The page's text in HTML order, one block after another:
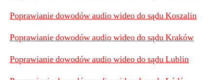
Poprawianie dowodów audio wideo do sądu Koszalin
Poprawianie dowodów audio wideo do sądu Kraków
Poprawianie dowodów audio wideo do sądu Lublin